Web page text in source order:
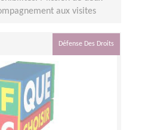
aux visites
Défense Des Droits